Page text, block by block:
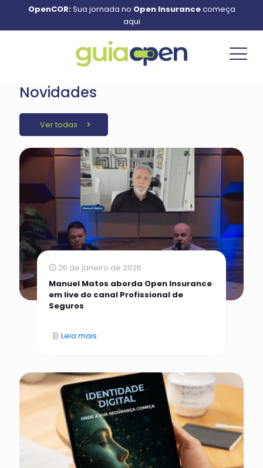
OpenCOR:Sua jornada no Open Insurancecomeça
aqui
Novidades
Ver todas
26 de janeiro de 2026
Manuel Matos aborda Open Insurance
em live do canal Profissional de
Seguros
Leia mais